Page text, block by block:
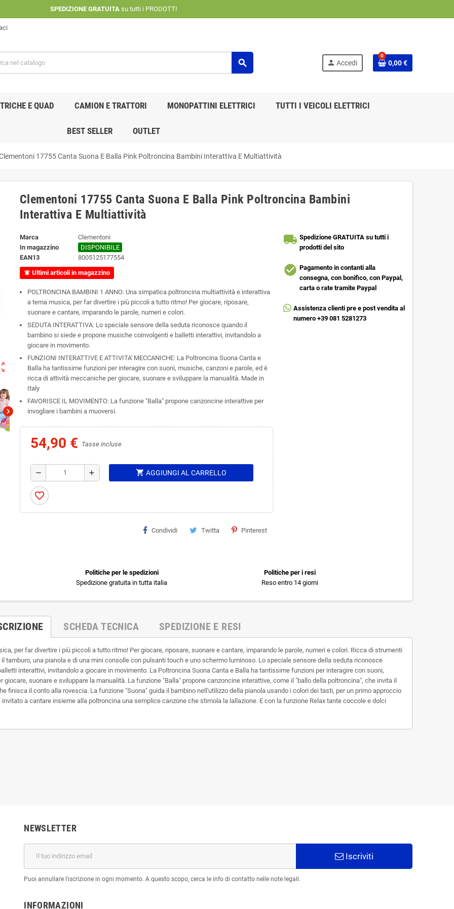
SPEDIZIONE GRATUITAsu tutti i PRODOTTI
search person Accedi
0
0,00 €
E QUAD CAMION E TRATTORI MONOPATTINI ELETTRICI TUTTI I VEICOLI ELETTRICI
BEST SELLER OUTLET
17755 Canta Suona E Balla Pink Poltroncina Bambini Interattiva E Multiattività
chevron_right
Clementoni 17755 Canta Suona E Balla Pink Poltroncina Bambini
Interattiva E Multiattività
Marca
Clementoni
In magazzino
DISPONIBILE
EAN13
8005125177554
notifications_active Ultimi articoli in magazzino
POLTRONCINA BAMBINI 1 ANNO: Una simpatica poltroncina multiattività e interattiva
a tema musica, per far divertire i più piccoli a tutto ritmo! Per giocare, riposare,
suonare e cantare, imparando le parole, numeri e colori.
SEDUTA INTERATTIVA: Lo speciale sensore della seduta riconosce quando il
bambino si siede e propone musiche coinvolgenti e balletti interattivi, invitandolo a
giocare in movimento.
FUNZIONI INTERATTIVE E ATTIVITA' MECCANICHE: La Poltroncina Suona Canta e
Balla ha tantissime funzioni per interagire con suoni, musiche, canzoni e parole, ed è
ricca di attività meccaniche per giocare, suonare e sviluppare la manualità. Made in
Italy
FAVORISCE IL MOVIMENTO: La funzione "Balla" propone canzoncine interattive per
invogliare i bambini a muoversi.
54,90 € Tasse incluse
remove add shopping_cart AGGIUNGI AL CARRELLO
favorite_border
Condividi Twitta Pinterest
local_shipping Spedizione GRATUITA su tutti i
prodotti del sito
check_circle Pagamento in contanti alla
consegna, con bonifico, con Paypal,
carta o rate tramite Paypal
Assistenza clienti pre e post vendita al
numero +39 081 5281273
Politiche per le spedizioni
Spedizione gratuita in tutta italia
Politiche per i resi
Reso entro 14 giorni
SCHEDA TECNICA SPEDIZIONE E RESI
per far divertire i più piccoli a tutto ritmo! Per giocare, riposare, suonare e cantare, imparando le parole, numeri e colori. Ricca di strumenti
tamburo, una pianola e di una mini consolle con pulsanti touch e uno schermo luminoso. Lo speciale sensore della seduta riconosce
interattivi, invitandolo a giocare in movimento. La Poltroncina Suona Canta e Balla ha tantissime funzioni per interagire con suoni,
suonare e sviluppare la manualità. La funzione "Balla" propone canzoncine interattive, come il "ballo della poltroncina", che invita il
finisca il conto alla rovescia. La funzione "Suona" guida il bambino nell'utilizzo della pianola usando i colori dei tasti, per un primo approccio
a cantare insieme alla poltroncina una semplice canzone che stimola la lallazione. E con la funzione Relax tante coccole e dolci
NEWSLETTER
Iscriviti
Puoi annullare l'iscrizione in ogni momento. A questo scopo, cerca le info di contatto nelle note legali.
INFORMAZIONI